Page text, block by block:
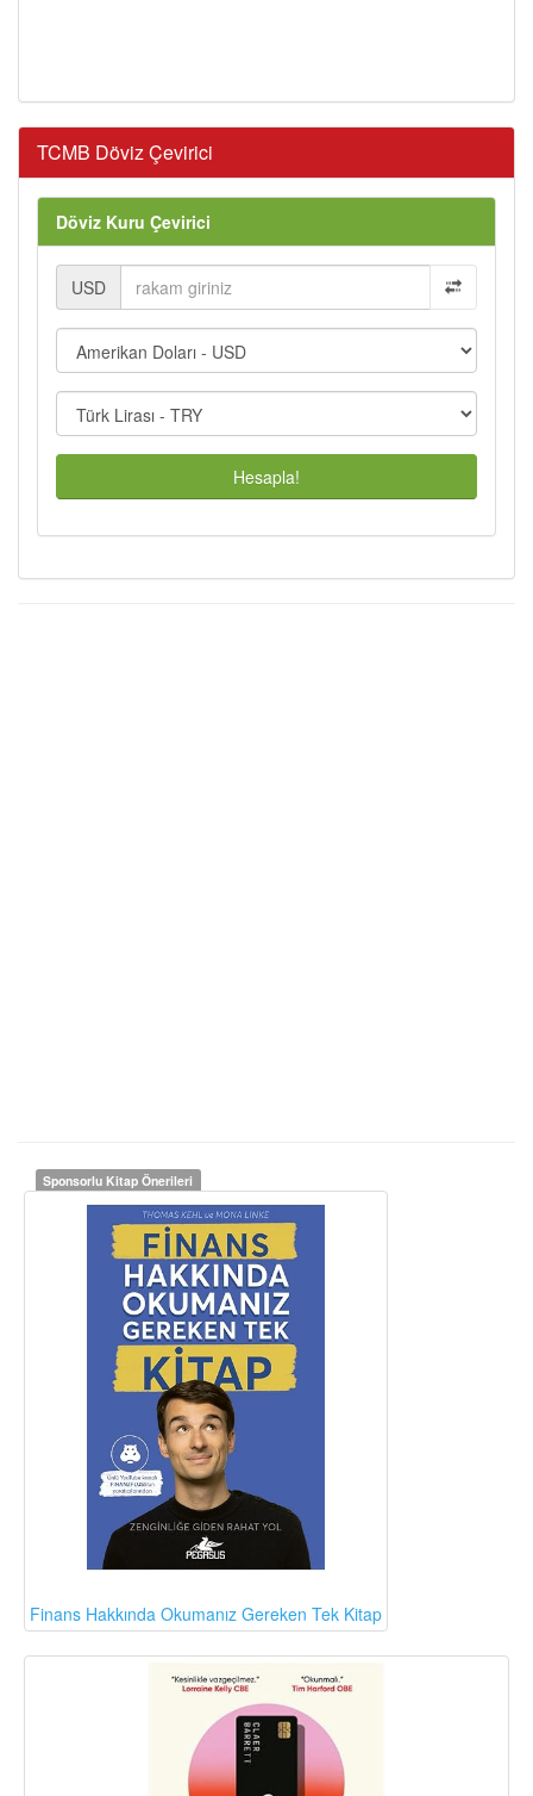
TCMB Döviz Çevirici
Döviz Kuru Çevirici
USD
Hesapla!
Sponsorlu Kitap Önerileri
Finans Hakkında Okumanız Gereken Tek Kitap